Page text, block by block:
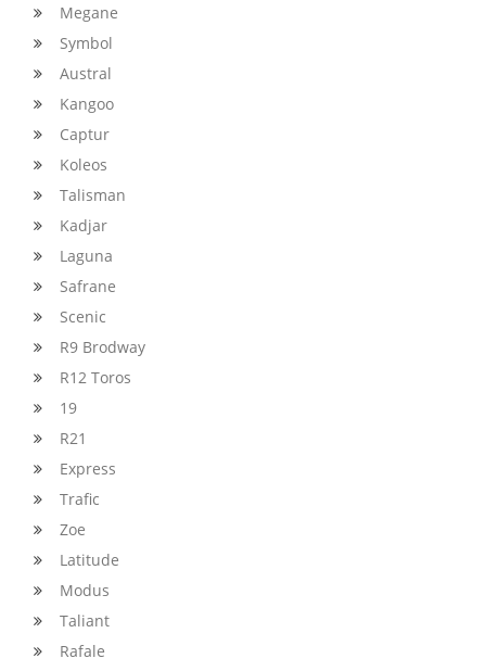
Megane
Symbol
Austral
Kangoo
Captur
Koleos
Talisman
Kadjar
Laguna
Safrane
Scenic
R9 Brodway
R12 Toros
19
R21
Express
Trafic
Zoe
Latitude
Modus
Taliant
Rafale